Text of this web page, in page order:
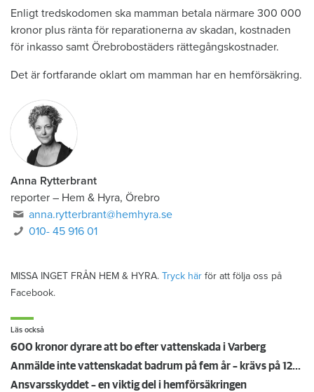
Enligt tredskodomen ska mamman betala närmare 300 000
kronor plus ränta för reparationerna av skadan, kostnaden
för inkasso samt Örebrobostäders rättegångskostnader.
Det är fortfarande oklart om mamman har en hemförsäkring.
Anna Rytterbrant
reporter – Hem & Hyra, Örebro
anna.rytterbrant@hemhyra.se
010- 45 916 01
MISSA INGET FRÅN HEM & HYRA. Tryck här för att följa oss på
Facebook.
Läs också
600 kronor dyrare att bo efter vattenskada i Varberg
Anmälde inte vattenskadat badrum på fem år – krävs på 125 000 kronor
Ansvarsskyddet – en viktig del i hemförsäkringen